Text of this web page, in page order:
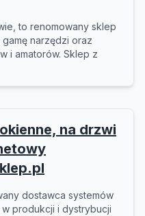
to renomowany sklep
narzędzi oraz
i amatorów. Sklep z
na drzwi
dostawca systemów
produkcji i dystrybucji